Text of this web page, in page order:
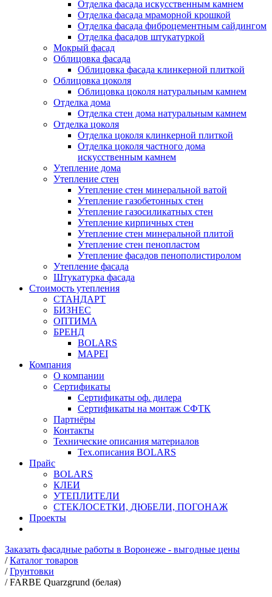
Отделка фасада искусственным камнем
Отделка фасада мраморной крошкой
Отделка фасада фиброцементным сайдингом
Отделка фасадов штукатуркой
Мокрый фасад
Облицовка фасада
Облицовка фасада клинкерной плиткой
Облицовка цоколя
Облицовка цоколя натуральным камнем
Отделка дома
Отделка стен дома натуральным камнем
Отделка цоколя
Отделка цоколя клинкерной плиткой
Отделка цоколя частного дома
искусственным камнем
Утепление дома
Утепление стен
Утепление стен минеральной ватой
Утепление газобетонных стен
Утепление газосиликатных стен
Утепление кирпичных стен
Утепление стен минеральной плитой
Утепление стен пенопластом
Утепление фасадов пенополистиролом
Утепление фасада
Штукатурка фасада
Стоимость утепления
СТАНДАРТ
БИЗНЕС
ОПТИМА
БРЕНД
BOLARS
MAPEI
Компания
О компании
Сертификаты
Сертификаты оф. дилера
Сертификаты на монтаж СФТК
Партнёры
Контакты
Технические описания материалов
Тех.описания BOLARS
Прайс
BOLARS
КЛЕИ
УТЕПЛИТЕЛИ
СТЕКЛОСЕТКИ, ДЮБЕЛИ, ПОГОНАЖ
Проекты
Заказать фасадные работы в Воронеже - выгодные цены
/ Каталог товаров
/ Грунтовки
/ FARBE Quarzgrund (белая)